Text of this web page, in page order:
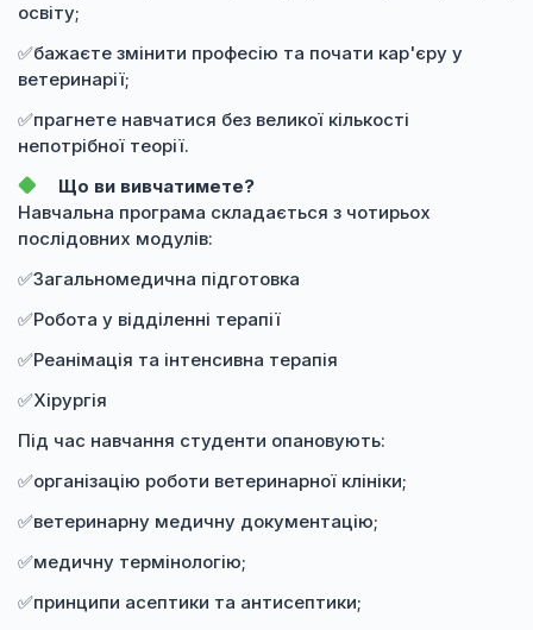
освіту;
✅бажаєте змінити професію та почати кар'єру у
ветеринарії;
✅прагнете навчатися без великої кількості
непотрібної теорії.
Що ви вивчатимете?
Навчальна програма складається з чотирьох
послідовних модулів:
✅Загальномедична підготовка
✅Робота у відділенні терапії
✅Реанімація та інтенсивна терапія
✅Хірургія
Під час навчання студенти опановують:
✅організацію роботи ветеринарної клініки;
✅ветеринарну медичну документацію;
✅медичну термінологію;
✅принципи асептики та антисептики;